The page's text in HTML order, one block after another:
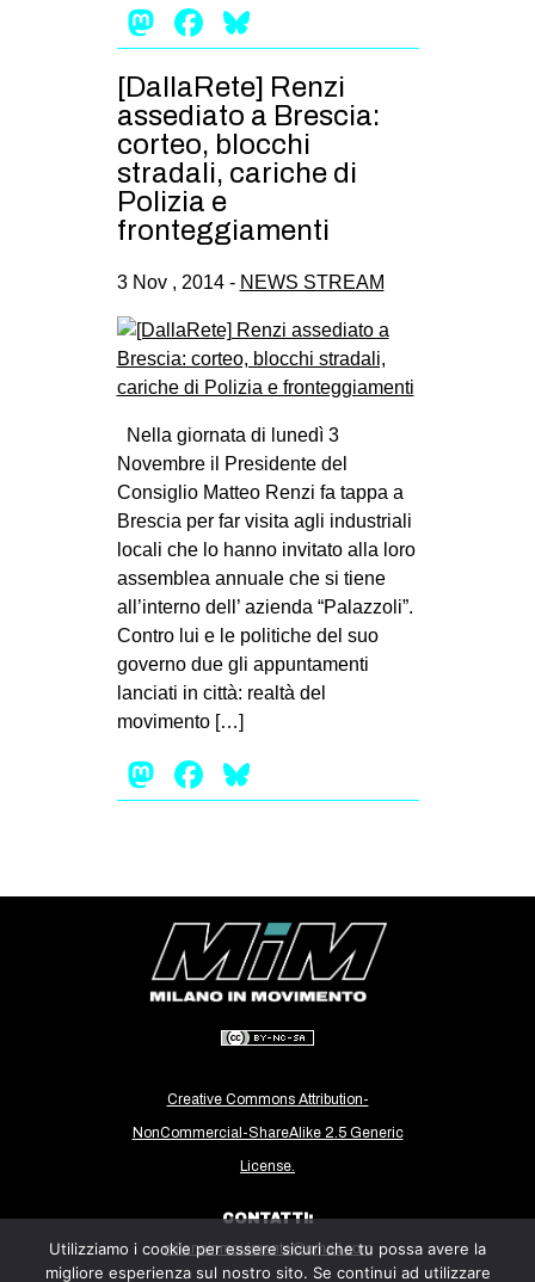
Mastodon
Facebook
[DallaRete] Renzi
assediato a Brescia:
corteo, blocchi
stradali, cariche di
Polizia e
fronteggiamenti
3 Nov , 2014 - NEWS STREAM
Nella giornata di lunedì 3
Novembre il Presidente del
Consiglio Matteo Renzi fa tappa a
Brescia per far visita agli industriali
locali che lo hanno invitato alla loro
assemblea annuale che si tiene
all’interno dell’ azienda “Palazzoli”.
Contro lui e le politiche del suo
governo due gli appuntamenti
lanciati in città: realtà del
movimento […]
Mastodon
Facebook
Creative Commons Attribution-
NonCommercial-ShareAlike 2.5 Generic
License.
CONTATTI:
milanoinmovimento@gmail.com
Utilizziamo i cookie per essere sicuri che tu possa avere la
migliore esperienza sul nostro sito. Se continui ad utilizzare